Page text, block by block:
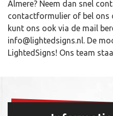
Almere? Neem dan snel
contactformulier of bel ons
kunt ons ook via de mail
info@lightedsigns.nl. De
LightedSigns! Ons team